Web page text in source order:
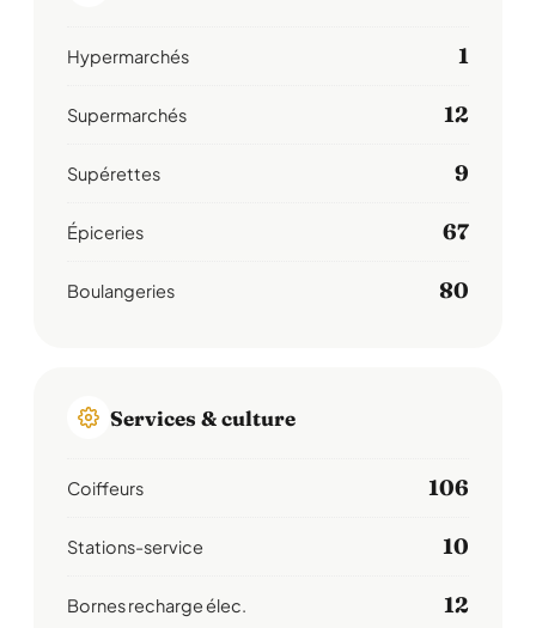
Hypermarchés 1
Supermarchés 12
Supérettes 9
Épiceries 67
Boulangeries 80
Services & culture
Coiffeurs 106
Stations-service 10
Bornes recharge élec. 12